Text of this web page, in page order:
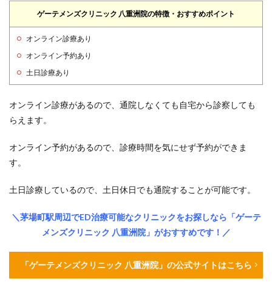
ゲーテメンズクリニック 八重洲院の特徴・おすすめポイント
オンライン診療あり
オンライン予約あり
土日診療あり
オンライン診療があるので、通院しなくても自宅から診察しても
らえます。
オンライン予約があるので、診療時間を気にせず予約ができま
す。
土日診療しているので、土日休日でも通院することが可能です。
＼茅場町駅周辺でED治療可能なクリニックをお探しなら「ゲーテ
メンズクリニック 八重洲院」がおすすめです！／
「ゲーテメンズクリニック 八重洲院」の公式サイトはこちら